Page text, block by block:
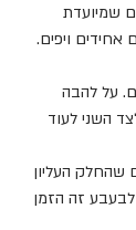
שמיועדת
אחידים ויפים.
על להבה
לצד השני לעוד
שהחלק העליון
זה הזמן